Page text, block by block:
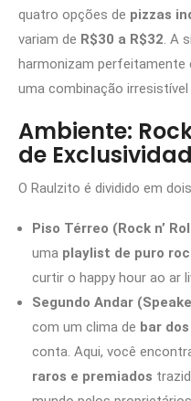
quatro opções de pizzas
variam de R$30 a R$32. A
harmonizam perfeitamente
uma combinação irresistível
Ambiente:
de
O Raulzito é dividido em
Piso Térreo (Rock n’
uma playlist de puro
curtir o happy hour ao ar
Segundo Andar
com um clima de bar
conta. Aqui, você
raros e premiados